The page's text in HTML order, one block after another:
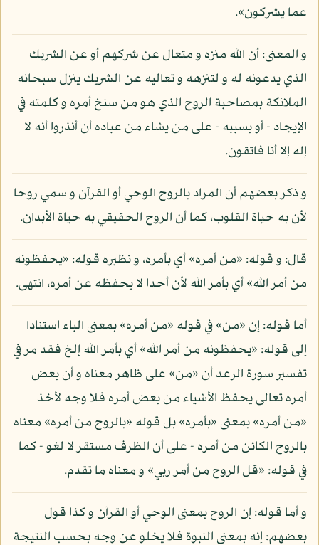
عما يشركون».
و المعنى: أن الله منزه و متعال عن شركهم أو عن الشريك
الذي يدعونه له و لتنزهه و تعاليه عن الشريك ينزل سبحانه
الملائكة بمصاحبة الروح الذي هو من سنخ أمره و كلمته في
الإيجاد - أو بسببه - على من يشاء من عباده أن أنذروا أنه لا
إله إلا أنا فاتقون.
و ذكر بعضهم أن المراد بالروح الوحي أو القرآن و سمي روحا
لأن به حياة القلوب، كما أن الروح الحقيقي به حياة الأبدان.
قال: و قوله: «من أمره» أي بأمره، و نظيره قوله: «يحفظونه
من أمر الله» أي بأمر الله لأن أحدا لا يحفظه عن أمره، انتهى.
أما قوله: إن «من» في قوله «من أمره» بمعنى الباء استنادا
إلى قوله: «يحفظونه من أمر الله» أي بأمر الله إلخ فقد مر في
تفسير سورة الرعد أن «من» على ظاهر معناه و أن بعض
أمره تعالى يحفظ الأشياء من بعض أمره فلا وجه لأخذ
«من أمره» بمعنى «بأمره» بل قوله «بالروح من أمره» معناه
بالروح الكائن من أمره - على أن الظرف مستقر لا لغو - كما
في قوله: «قل الروح من أمر ربي» و معناه ما تقدم.
و أما قوله: إن الروح بمعنى الوحي أو القرآن و كذا قول
بعضهم: إنه بمعنى النبوة فلا يخلو عن وجه بحسب النتيجة